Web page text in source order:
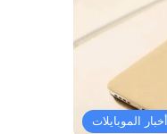
أخبار الموبايلات